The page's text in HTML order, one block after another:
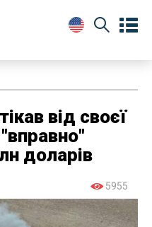
від своєї
доларів
5955